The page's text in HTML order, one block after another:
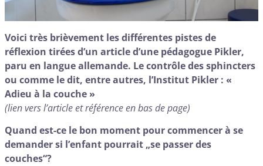
Voici très brièvement les différentes pistes de
réflexion tirées d’un article d’une pédagogue Pikler,
paru en langue allemande. Le contrôle des sphincters
ou comme le dit, entre autres, l’Institut Pikler : «
Adieu à la couche »
(lien vers l’article et référence en bas de page)
Quand est-ce le bon moment pour commencer à se
demander si l’enfant pourrait „se passer des
couches“?